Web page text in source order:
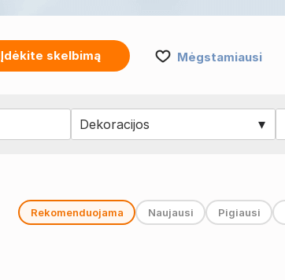
Įdėkite skelbimą Mėgstamiausi
Rekomenduojama Naujausi Pigiausi